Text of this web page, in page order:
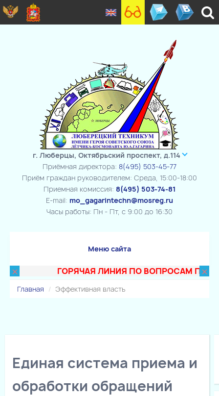
г. Люберцы, Октябрьский проспект, д.114
Приёмная директора: 8(495) 503-45-77
Приём граждан руководителем: Среда, 15:00-18:00
Приемная комиссия: 8(495) 503-74-81
E-mail: mo_gagarintechn@mosreg.ru
Часы работы: Пн - Пт, с 9:00 до 16:30
Меню сайта
× ГОРЯЧАЯ ЛИНИЯ ПО ВОПРОСАМ ×
Главная Эффективная власть
Единая система приема и
обработки обращений